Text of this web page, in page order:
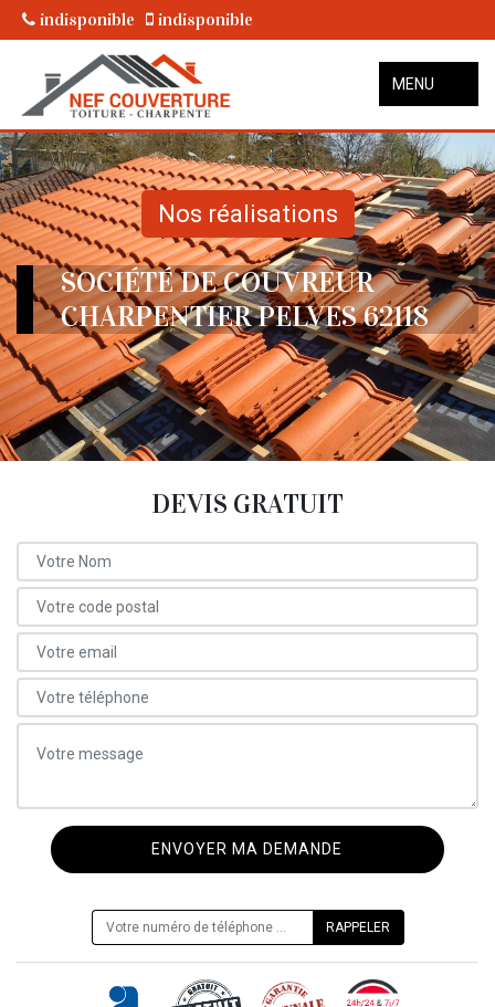
indisponible indisponible
MENU
Nos réalisations
SOCIÉTÉ DE COUVREUR
CHARPENTIER PELVES 62118
DEVIS GRATUIT